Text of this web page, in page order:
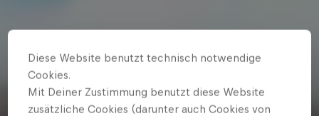
Diese Website benutzt technisch notwendige
Cookies.
Mit Deiner Zustimmung benutzt diese Website
zusätzliche Cookies (darunter auch Cookies von